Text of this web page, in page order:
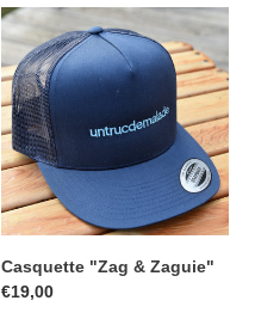
Casquette
"Zag
&
Zaguie"
Casquette "Zag & Zaguie"
Prix
€19,00